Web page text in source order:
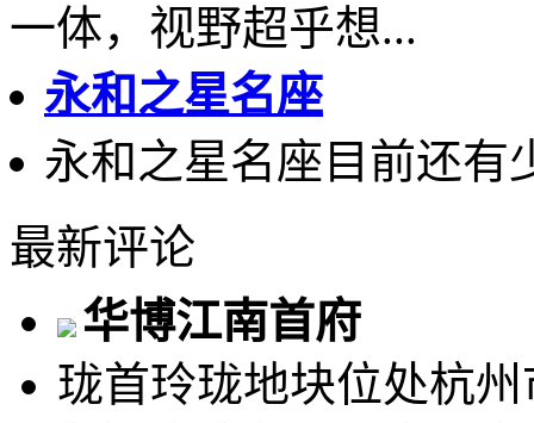
一体，视野超乎想...
永和之星名座
永和之星名座目前还有
最新评论
华博江南首府
珑首玲珑地块位处杭